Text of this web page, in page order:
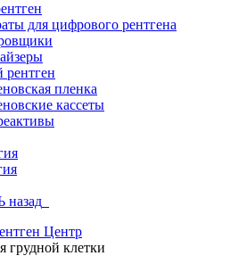
для цифрового рентгена
пленка
кассеты
назад
Центр
грудной клетки